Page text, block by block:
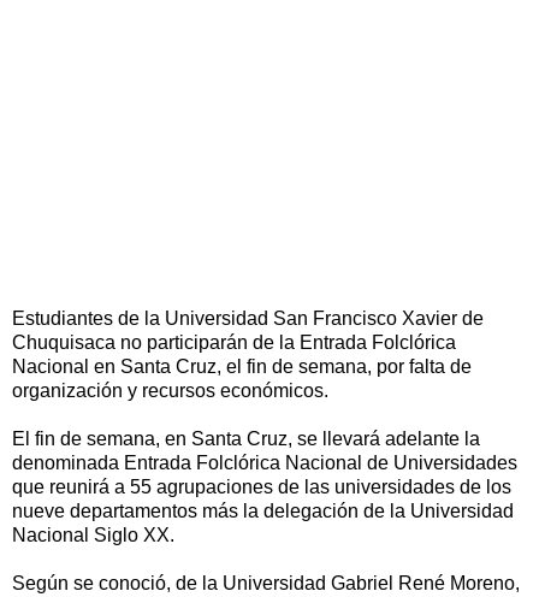
Estudiantes de la Universidad San Francisco Xavier de
Chuquisaca no participarán de la Entrada Folclórica
Nacional en Santa Cruz, el fin de semana, por falta de
organización y recursos económicos.
El fin de semana, en Santa Cruz, se llevará adelante la
denominada Entrada Folclórica Nacional de Universidades
que reunirá a 55 agrupaciones de las universidades de los
nueve departamentos más la delegación de la Universidad
Nacional Siglo XX.
Según se conoció, de la Universidad Gabriel René Moreno,